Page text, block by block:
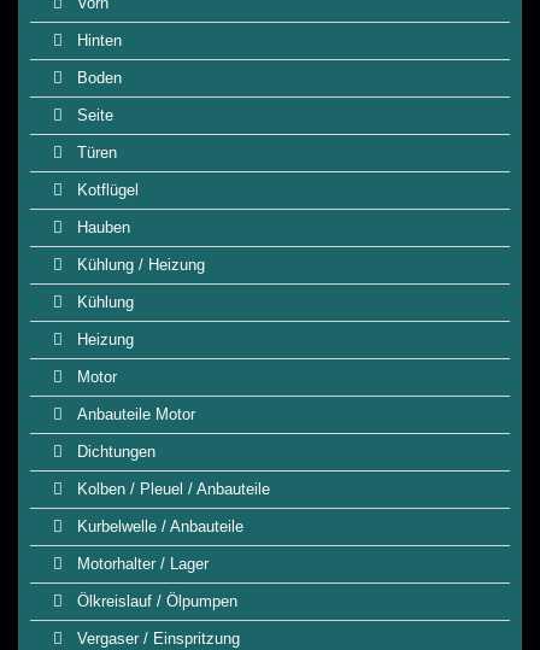
Hinten
Boden
Seite
Türen
Kotflügel
Hauben
Kühlung / Heizung
Kühlung
Heizung
Motor
Anbauteile Motor
Dichtungen
Kolben / Pleuel / Anbauteile
Kurbelwelle / Anbauteile
Motorhalter / Lager
Ölkreislauf / Ölpumpen
Vergaser / Einspritzung